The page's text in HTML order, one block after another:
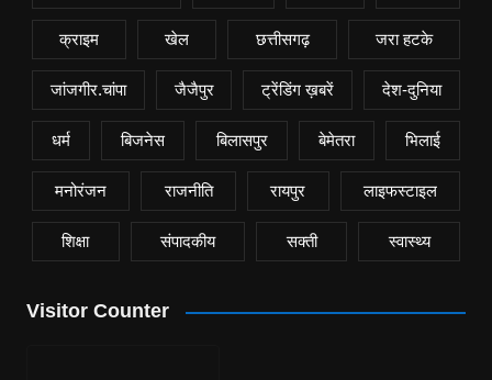
क्राइम खेल छत्तीसगढ़ जरा हटके
जांजगीर.चांपा जैजैपुर ट्रेंडिंग ख़बरें देश-दुनिया
धर्म बिजनेस बिलासपुर बेमेतरा भिलाई
मनोरंजन राजनीति रायपुर लाइफस्टाइल
शिक्षा संपादकीय सक्ती स्वास्थ्य
Visitor Counter